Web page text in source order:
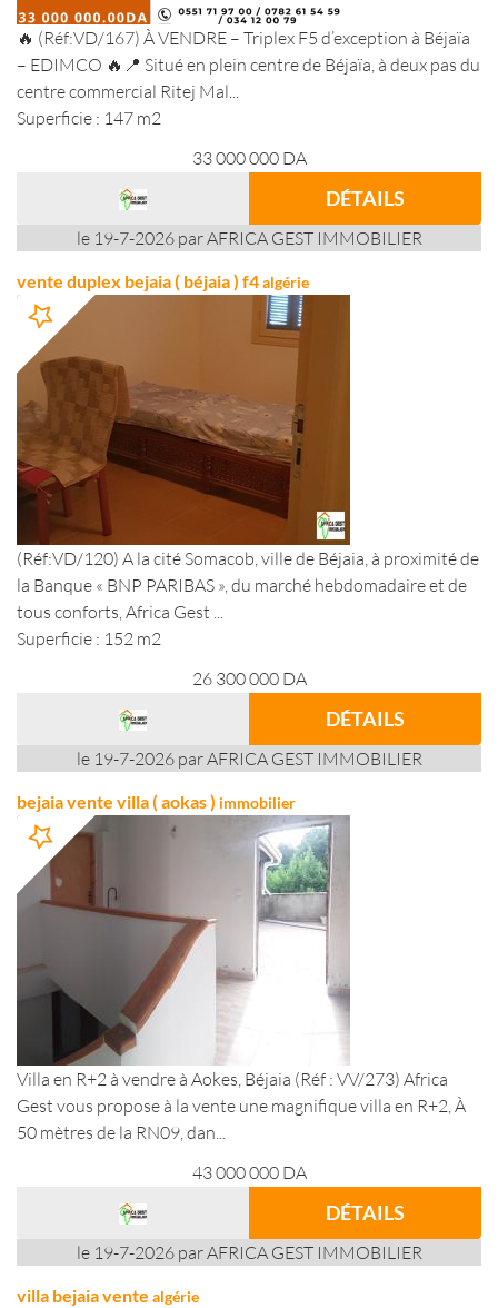
🔥 (Réf:VD/167) À VENDRE – Triplex F5 d’exception à Béjaïa
– EDIMCO 🔥📍 Situé en plein centre de Béjaïa, à deux pas du
centre commercial Ritej Mal...
Superficie : 147 m2
33 000 000 DA
DÉTAILS
le 19-7-2026 par AFRICA GEST IMMOBILIER
vente duplex bejaia ( béjaia ) f4algérie
(Réf:VD/120) A la cité Somacob, ville de Béjaia, à proximité de
la Banque « BNP PARIBAS », du marché hebdomadaire et de
tous conforts, Africa Gest ...
Superficie : 152 m2
26 300 000 DA
DÉTAILS
le 19-7-2026 par AFRICA GEST IMMOBILIER
bejaia vente villa ( aokas ) immobilier
Villa en R+2 à vendre à Aokes, Béjaia (Réf : VV/273) Africa
Gest vous propose à la vente une magnifique villa en R+2, À
50 mètres de la RN09, dan...
43 000 000 DA
DÉTAILS
le 19-7-2026 par AFRICA GEST IMMOBILIER
villa bejaia vente algérie